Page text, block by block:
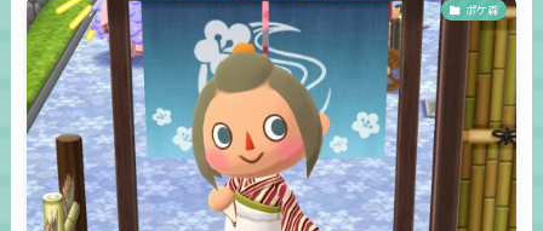
ポケ森